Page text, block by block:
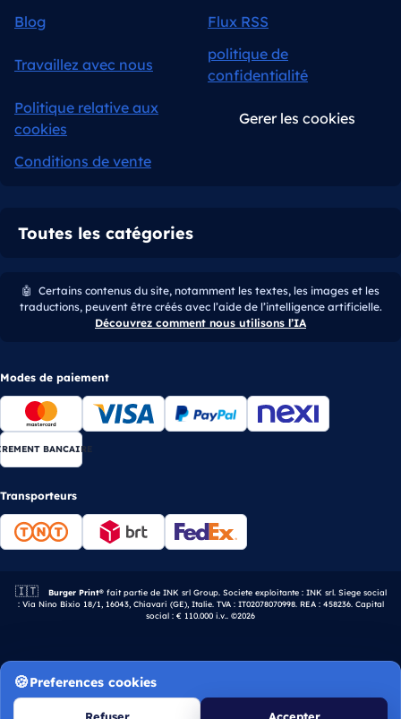
Blog
Flux RSS
Travaillez avec nous
politique de
confidentialité
Politique relative aux
cookies
Gerer les cookies
Conditions de vente
Toutes les catégories
🤖 Certains contenus du site, notamment les textes, les images et les
traductions, peuvent être créés avec l’aide de l’intelligence artificielle.
Découvrez comment nous utilisons l’IA
Modes de paiement
BANCAIRE
Transporteurs
🇮🇹 Entreprise italienne.
Burger Print®fait partie de INK srl Group. Societe exploitante : INK srl. Siege social
: Via Nino Bixio 18/1, 16043, Chiavari (GE), Italie. TVA : IT02078070998. REA : 458236. Capital
social : € 110.000 i.v.. ©2026
Preferences cookies
Refuser Accepter